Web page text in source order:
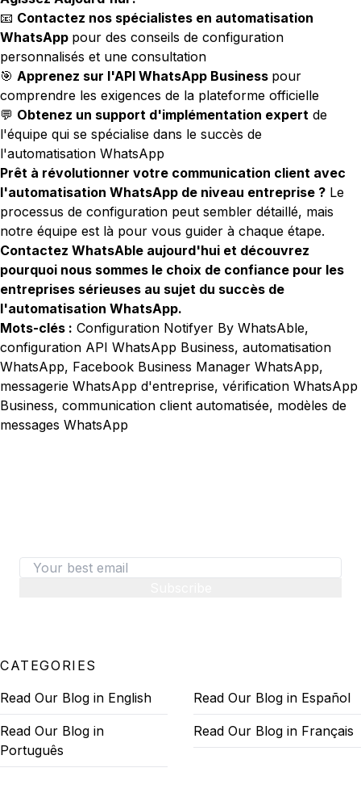
📧 Contactez nos spécialistes en automatisation
WhatsApp pour des conseils de configuration
personnalisés et une consultation
🎯 Apprenez sur l'API WhatsApp Business pour
comprendre les exigences de la plateforme officielle
💬 Obtenez un support d'implémentation expert de
l'équipe qui se spécialise dans le succès de
l'automatisation WhatsApp
Prêt à révolutionner votre communication client avec
l'automatisation WhatsApp de niveau entreprise ? Le
processus de configuration peut sembler détaillé, mais
notre équipe est là pour vous guider à chaque étape.
Contactez WhatsAble aujourd'hui et découvrez
pourquoi nous sommes le choix de confiance pour les
entreprises sérieuses au sujet du succès de
l'automatisation WhatsApp.
Mots-clés : Configuration Notifyer By WhatsAble,
configuration API WhatsApp Business, automatisation
WhatsApp, Facebook Business Manager WhatsApp,
messagerie WhatsApp d'entreprise, vérification WhatsApp
Business, communication client automatisée, modèles de
messages WhatsApp
CATEGORIES
Read Our Blog in English
Read Our Blog in Español
Read Our Blog in
Português
Read Our Blog in Français